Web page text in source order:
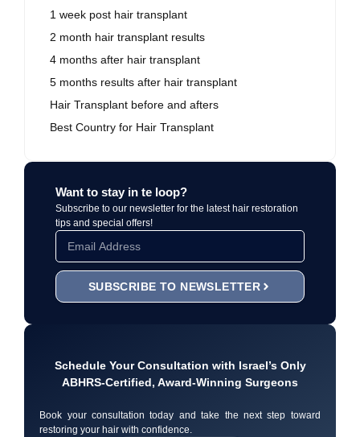
1 week post hair transplant
2 month hair transplant results
4 months after hair transplant
5 months results after hair transplant
Hair Transplant before and afters
Best Country for Hair Transplant
Want to stay in te loop?
Subscribe to our newsletter for the latest hair restoration
tips and special offers!
SUBSCRIBE TO NEWSLETTER
Schedule Your Consultation with Israel’s Only
ABHRS-Certified, Award-Winning Surgeons
Book your consultation today and take the next step toward
restoring your hair with confidence.